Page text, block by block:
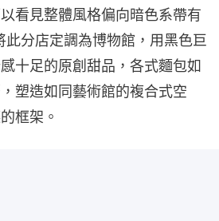
看見整體風格偏向暗色系帶有
此分店定調為博物館，用黑色巨
十足的原創甜品，各式麵包如
塑造如同藝術館的複合式空
框架。